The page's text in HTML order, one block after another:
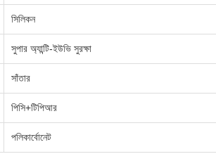
সিলিকন
সুপার অ্যান্টি-ইউভি সুরক্ষা
সাঁতার
পিসি+টিপিআর
পলিকার্বোনেট